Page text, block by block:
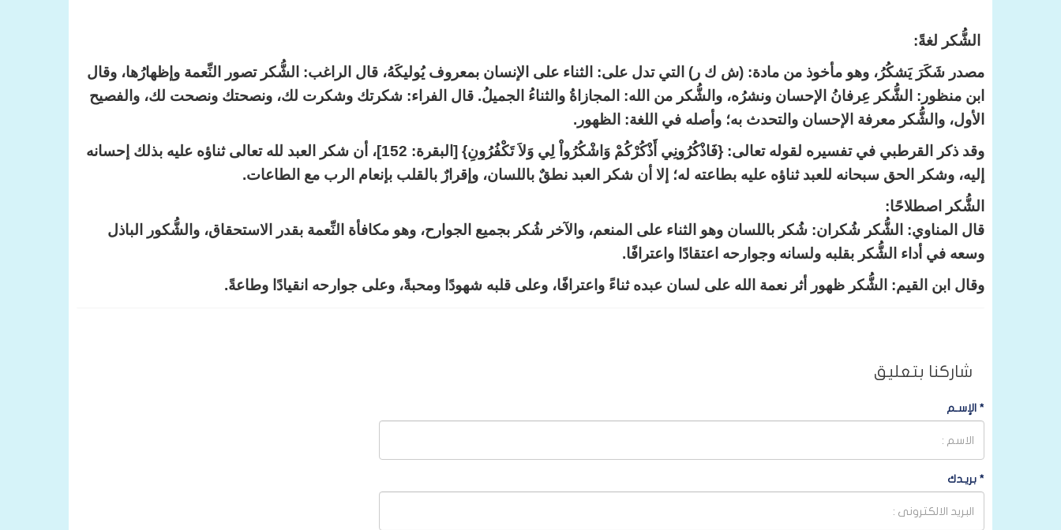
الشُّكر لغةً:
مصدر شَكَرَ يَشكُرُ، وهو مأخوذ من مادة: (ش ك ر) التي تدل على: الثناء على الإنسان بمعروف يُوليكَهُ، قال الراغب: الشُّكر تصور النِّعمة وإظهارُها، وقال
ابن منظور: الشُّكر عِرفانُ الإحسان ونشرُه، والشُّكر من الله: المجازاةُ والثناءُ الجميلُ. قال الفراء: شكرتك وشكرت لك، ونصحتك ونصحت لك، والفصيح
الأول، والشُّكر معرفة الإحسان والتحدث به؛ وأصله في اللغة: الظهور.
وقد ذكر القرطبي في تفسيره لقوله تعالى: {فَاذْكُرُونِي أَذْكُرْكُمْ وَاشْكُرُواْ لِي وَلاَ تَكْفُرُونِ} [البقرة: 152]، أن شكر العبد لله تعالى ثناؤه عليه بذلك إحسانه
إليه، وشكر الحق سبحانه للعبد ثناؤه عليه بطاعته له؛ إلا أن شكر العبد نطقٌ باللسان، وإقرارٌ بالقلب بإنعام الرب مع الطاعات.
الشُّكر اصطلاحًا:
قال المناوي: الشُّكر شُكران: شُكر باللسان وهو الثناء على المنعم، والآخر شُكر بجميع الجوارح، وهو مكافأة النِّعمة بقدر الاستحقاق، والشُّكور الباذل
وسعه في أداء الشُّكر بقلبه ولسانه وجوارحه اعتقادًا واعترافًا.
وقال ابن القيم: الشُّكر ظهور أثر نعمة الله على لسان عبده ثناءً واعترافًا، وعلى قلبه شهودًا ومحبةً، وعلى جوارحه انقيادًا وطاعةً.
شاركنا بتعليق
* الإسـم
* بريـدك